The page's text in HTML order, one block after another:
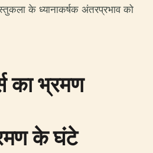
के ध्यानाकर्षक अंतरप्रभाव को
का भ्रमण
के घंटे